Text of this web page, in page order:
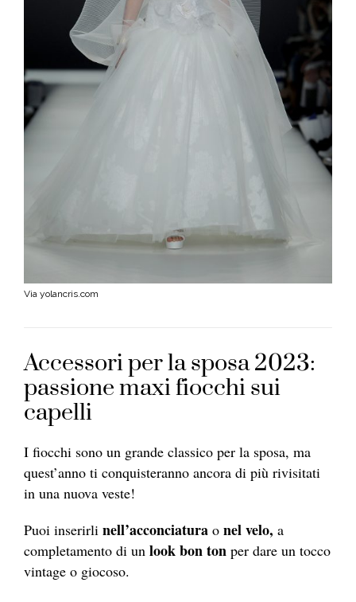
Via yolancris.com
Accessori per la sposa 2023:
passione maxi fiocchi sui
capelli
I fiocchi sono un grande classico per la sposa, ma
quest’anno ti conquisteranno ancora di più rivisitati
in una nuova veste!
Puoi inserirli nell’acconciatura o nel velo, a
completamento di un look bon ton per dare un tocco
vintage o giocoso.